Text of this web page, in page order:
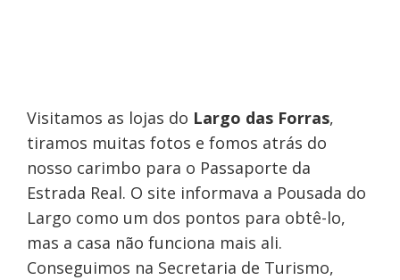
Visitamos as lojas do Largo das Forras,
tiramos muitas fotos e fomos atrás do
nosso carimbo para o Passaporte da
Estrada Real. O site informava a Pousada do
Largo como um dos pontos para obtê-lo,
mas a casa não funciona mais ali.
Conseguimos na Secretaria de Turismo,